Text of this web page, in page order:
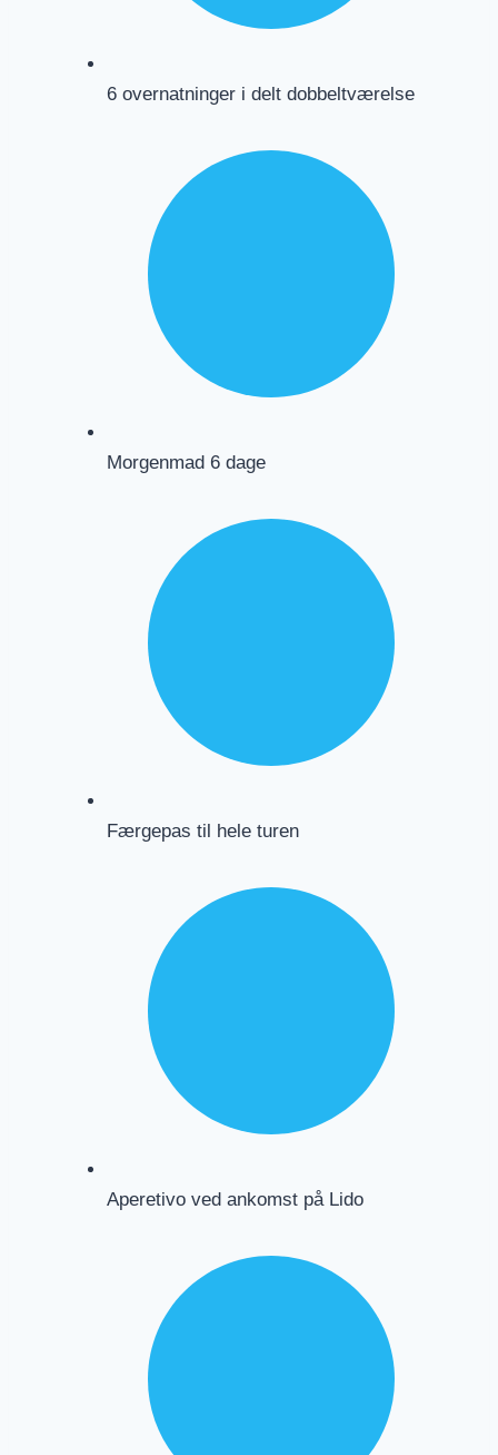
6 overnatninger i delt dobbeltværelse
Morgenmad 6 dage
Færgepas til hele turen
Aperetivo ved ankomst på Lido